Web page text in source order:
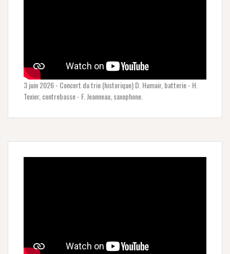
3 juin 2026 - Concert du trio (historique) D. Humair, batterie - H.
Texier, contrebasse - F. Jeanneau, saxophone.